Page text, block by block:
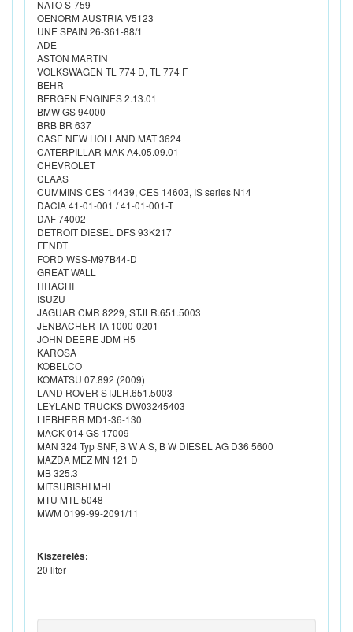
NATO S-759
OENORM AUSTRIA V5123
UNE SPAIN 26-361-88/1
ADE
ASTON MARTIN
VOLKSWAGEN TL 774 D, TL 774 F
BEHR
BERGEN ENGINES 2.13.01
BMW GS 94000
BRB BR 637
CASE NEW HOLLAND MAT 3624
CATERPILLAR MAK A4.05.09.01
CHEVROLET
CLAAS
CUMMINS CES 14439, CES 14603, IS series N14
DACIA 41-01-001 / 41-01-001-T
DAF 74002
DETROIT DIESEL DFS 93K217
FENDT
FORD WSS-M97B44-D
GREAT WALL
HITACHI
ISUZU
JAGUAR CMR 8229, STJLR.651.5003
JENBACHER TA 1000-0201
JOHN DEERE JDM H5
KAROSA
KOBELCO
KOMATSU 07.892 (2009)
LAND ROVER STJLR.651.5003
LEYLAND TRUCKS DW03245403
LIEBHERR MD1-36-130
MACK 014 GS 17009
MAN 324 Typ SNF, B W A S, B W DIESEL AG D36 5600
MAZDA MEZ MN 121 D
MB 325.3
MITSUBISHI MHI
MTU MTL 5048
MWM 0199-99-2091/11
Kiszerelés:
20 liter